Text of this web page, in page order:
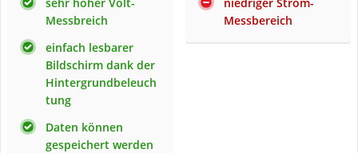
Messbreich
einfach lesbarer
Bildschirm dank der
Hintergrundbeleuch
tung
Daten können
gespeichert werden
Messbereich